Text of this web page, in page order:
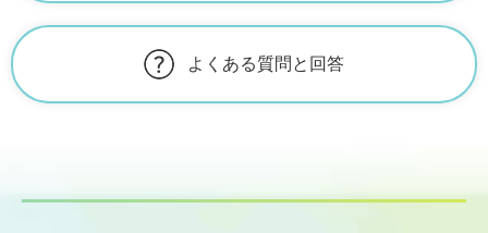
よくある質問と回答